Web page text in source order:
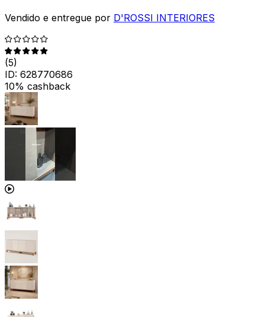
Vendido e entregue por D'ROSSI INTERIORES
(5)
ID: 628770686
10% cashback